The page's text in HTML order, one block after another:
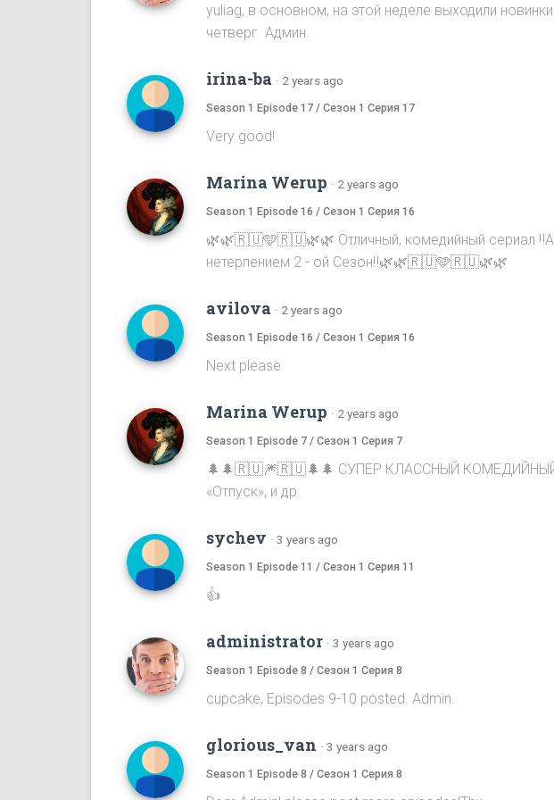
yuliag, в основном, на этой неделе выходили
четверг. Админ.
irina-ba · 2 years ago
Season 1 Episode 17 / Сезон 1 Серия 17
Very good!
Marina Werup · 2 years ago
Season 1 Episode 16 / Сезон 1 Серия 16
🌿🌿🇷🇺🩵🇷🇺🌿🌿 Отличный, комедийный сериал
нетерпением 2 - ой Сезон‼️🌿🌿🇷🇺🩵🇷🇺🌿🌿
avilova · 2 years ago
Season 1 Episode 16 / Сезон 1 Серия 16
Next please
Marina Werup · 2 years ago
Season 1 Episode 7 / Сезон 1 Серия 7
🌲🌲🇷🇺🎆🇷🇺🌲🌲 СУПЕР КЛАССНЫЙ КОМЕДИЙНЫЙ
«Отпуск», и др.
sychev · 3 years ago
Season 1 Episode 11 / Сезон 1 Серия 11
👍
administrator · 3 years ago
Season 1 Episode 8 / Сезон 1 Серия 8
cupcake, Episodes 9-10 posted. Admin.
glorious_van · 3 years ago
Season 1 Episode 8 / Сезон 1 Серия 8